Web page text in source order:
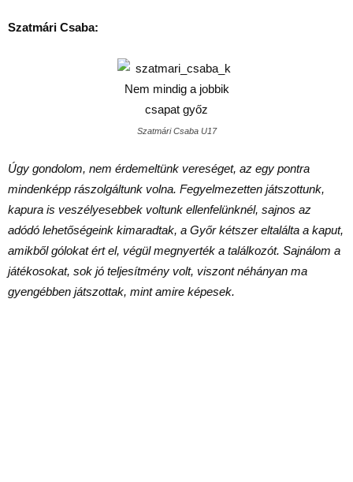
Szatmári Csaba:
Szatmári Csaba U17
Úgy gondolom, nem érdemeltünk vereséget, az egy pontra
mindenképp rászolgáltunk volna. Fegyelmezetten játszottunk,
kapura is veszélyesebbek voltunk ellenfelünknél, sajnos az
adódó lehetőségeink kimaradtak, a Győr kétszer eltalálta a kaput,
amikből gólokat ért el, végül megnyerték a találkozót. Sajnálom a
játékosokat, sok jó teljesítmény volt, viszont néhányan ma
gyengébben játszottak, mint amire képesek.